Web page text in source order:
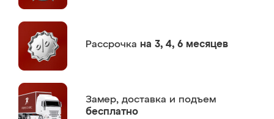
Рассрочка на 3, 4, 6 месяцев
Замер, доставка и подъем
бесплатно